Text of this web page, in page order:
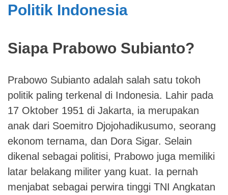
Politik Indonesia
Siapa Prabowo Subianto?
Prabowo Subianto adalah salah satu tokoh
politik paling terkenal di Indonesia. Lahir pada
17 Oktober 1951 di Jakarta, ia merupakan
anak dari Soemitro Djojohadikusumo, seorang
ekonom ternama, dan Dora Sigar. Selain
dikenal sebagai politisi, Prabowo juga memiliki
latar belakang militer yang kuat. Ia pernah
menjabat sebagai perwira tinggi TNI Angkatan